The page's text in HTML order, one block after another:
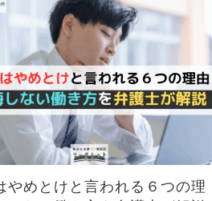
やめとけと言われる６つの理